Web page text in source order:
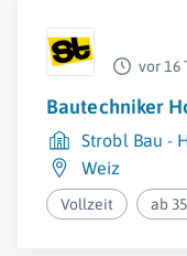
vor 16
Bautechniker
Strobl Bau -
Weiz
Vollzeit ab